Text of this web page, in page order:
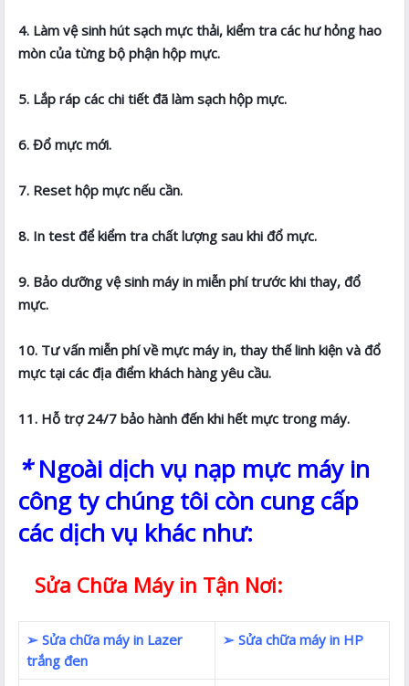
4. Làm vệ sinh hút sạch mực thải, kiểm tra các hư hỏng hao
mòn của từng bộ phận hộp mực.
5. Lắp ráp các chi tiết đã làm sạch hộp mực.
6. Đổ mực mới.
7. Reset hộp mực nếu cần.
8. In test để kiểm tra chất lượng sau khi đổ mực.
9. Bảo dưỡng vệ sinh máy in miễn phí trước khi thay, đổ
mực.
10. Tư vấn miễn phí về mực máy in, thay thế linh kiện và đổ
mực tại các địa điểm khách hàng yêu cầu.
11. Hỗ trợ 24/7 bảo hành đến khi hết mực trong máy.
*Ngoài dịch vụ nạp mực máy in
công ty chúng tôi còn cung cấp
các dịch vụ khác như:
Sửa Chữa Máy in Tận Nơi:
➢ Sửa chữa máy in Lazer
trắng đen
➢ Sửa chữa máy in HP